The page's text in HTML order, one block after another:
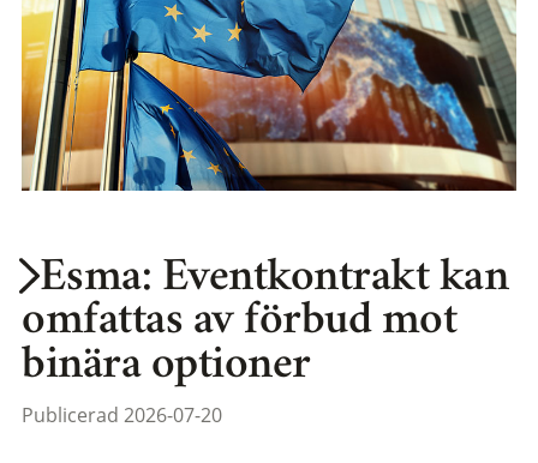
Esma: Eventkontrakt kan
omfattas av förbud mot
binära optioner
Publicerad 2026-07-20